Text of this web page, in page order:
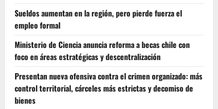
Sueldos aumentan en la región, pero pierde fuerza el
empleo formal
Ministerio de Ciencia anuncia reforma a becas chile con
foco en áreas estratégicas y descentralización
Presentan nueva ofensiva contra el crimen organizado: más
control territorial, cárceles más estrictas y decomiso de
bienes